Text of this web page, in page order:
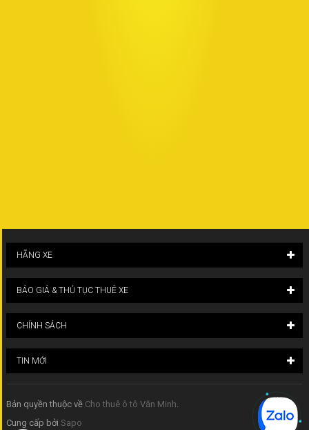
HÃNG XE
BÁO GIÁ & THỦ TỤC THUÊ XE
CHÍNH SÁCH
TIN MỚI
Bản quyền thuộc về Cho thuê ô tô Văn Minh
Cung cấp bởi Sapo